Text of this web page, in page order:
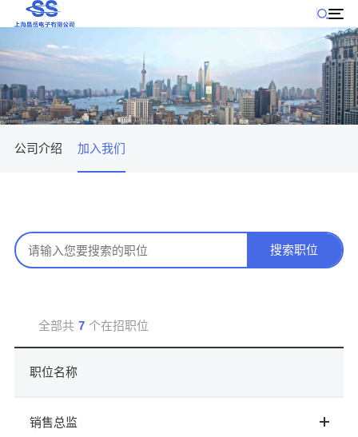
公司产品 公司动态
公司介绍 加入我们
搜索职位
全部共 7 个在招职位
职位名称
销售总监